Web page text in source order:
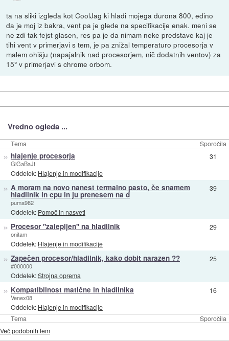
ta na sliki izgleda kot CoolJag ki hladi mojega durona 800, edino
da je moj iz bakra, vent pa je glede na specifikacije enak. meni se
ne zdi tak fejst glasen, res pa je da nimam neke predstave kaj je
tihi vent v primerjavi s tem, je pa znižal temperaturo procesorja v
malem ohišju (napajalnik nad procesorjem, nič dodatnih ventov) za
15° v primerjavi s chrome orbom.
Vredno ogleda ...
Tema Sporočila
Tema Sporočila
» hlajenje procesorja
GiGaBaJt
Oddelek: Hlajenje in modifikacije
31
» A moram na novo nanest termalno pasto, če snamem
hladilnik in cpu in ju prenesem na d
puma982
Oddelek: Pomoč in nasveti
39
» Procesor ''zalepljen'' na hladilnik
onitam
Oddelek: Hlajenje in modifikacije
29
» Zapečen procesor/hladilnik, kako dobit narazen ??
#000000
Oddelek:Strojna oprema
25
» Kompatibilnost matične in hladilnika
Venex08
Oddelek: Hlajenje in modifikacije
16
Več podobnih tem